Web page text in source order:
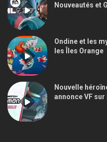
Nouveautés et
Ondine et les
les Îles Orange
Nouvelle
annonce VF sur